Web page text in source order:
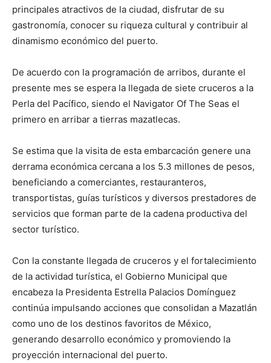
principales atractivos de la ciudad, disfrutar de su
gastronomía, conocer su riqueza cultural y contribuir al
dinamismo económico del puerto.
De acuerdo con la programación de arribos, durante el
presente mes se espera la llegada de siete cruceros a la
Perla del Pacífico, siendo el Navigator Of The Seas el
primero en arribar a tierras mazatlecas.
Se estima que la visita de esta embarcación genere una
derrama económica cercana a los 5.3 millones de pesos,
beneficiando a comerciantes, restauranteros,
transportistas, guías turísticos y diversos prestadores de
servicios que forman parte de la cadena productiva del
sector turístico.
Con la constante llegada de cruceros y el fortalecimiento
de la actividad turística, el Gobierno Municipal que
encabeza la Presidenta Estrella Palacios Domínguez
continúa impulsando acciones que consolidan a Mazatlán
como uno de los destinos favoritos de México,
generando desarrollo económico y promoviendo la
proyección internacional del puerto.